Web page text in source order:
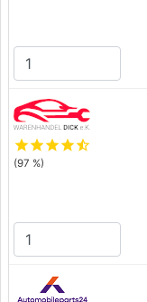
starstarstarstarstar_half
(97 %)